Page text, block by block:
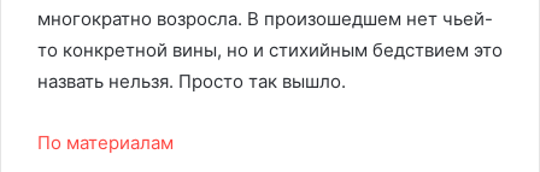
многократно возросла. В произошедшем нет чьей-
то конкретной вины, но и стихийным бедствием это
назвать нельзя. Просто так вышло.
По материалам